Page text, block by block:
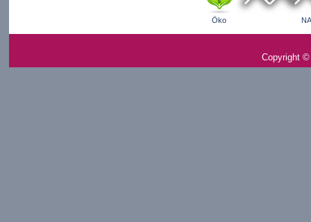
Öko
Copyright